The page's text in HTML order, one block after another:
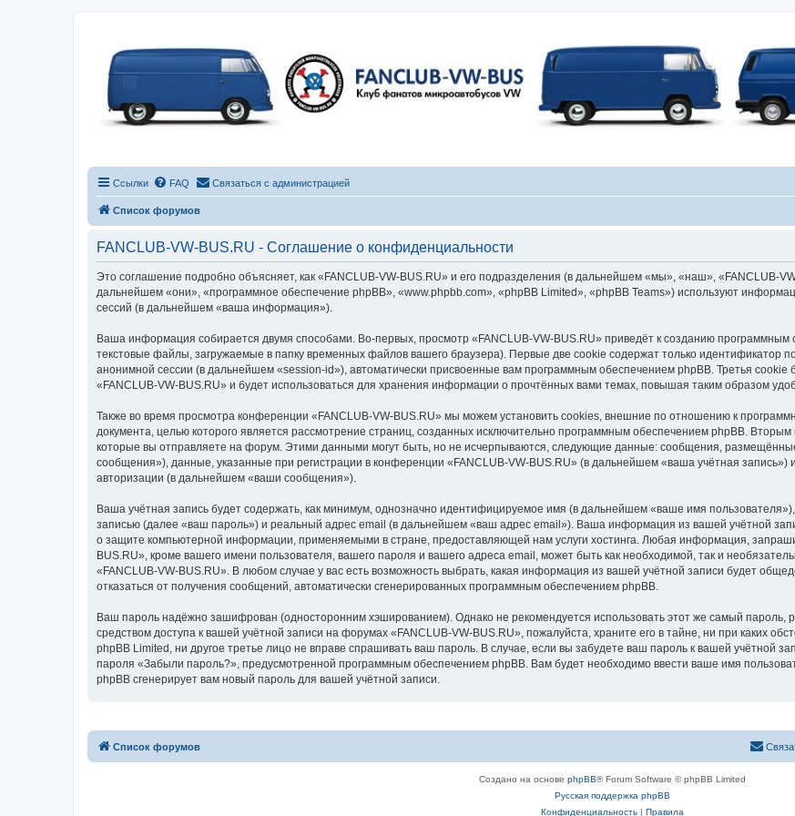
Ссылки FAQ Связаться с администрацией
Список форумов
FANCLUB-VW-BUS.RU - Соглашение о конфиденциальности
Это соглашение подробно объясняет, как «FANCLUB-VW-BUS.RU» и его подразделения (в дальнейшем «мы», «наш», «FANCLUB-
дальнейшем «они», «программное обеспечение phpBB», «www.phpbb.com», «phpBB Limited», «phpBB Teams») используют
сессий (в дальнейшем «ваша информация»).
Ваша информация собирается двумя способами. Во-первых, просмотр «FANCLUB-VW-BUS.RU» приведёт к созданию
текстовые файлы, загружаемые в папку временных файлов вашего браузера). Первые две cookie содержат только идентификатор
анонимной сессии (в дальнейшем «session-id»), автоматически присвоенные вам программным обеспечением phpBB. Третья
«FANCLUB-VW-BUS.RU» и будет использоваться для хранения информации о прочтённых вами темах, повышая таким образом
Также во время просмотра конференции «FANCLUB-VW-BUS.RU» мы можем установить cookies, внешние по отношению к
документа, целью которого является рассмотрение страниц, созданных исключительно программным обеспечением phpBB.
которые вы отправляете на форум. Этими данными могут быть, но не исчерпываются, следующие данные: сообщения,
сообщения»), данные, указанные при регистрации в конференции «FANCLUB-VW-BUS.RU» (в дальнейшем «ваша учётная
авторизации (в дальнейшем «ваши сообщения»).
Ваша учётная запись будет содержать, как минимум, однозначно идентифицируемое имя (в дальнейшем «ваше имя
записью (далее «ваш пароль») и реальный адрес email (в дальнейшем «ваш адрес email»). Ваша информация из вашей учётной
о защите компьютерной информации, применяемыми в стране, предоставляющей нам услуги хостинга. Любая информация,
BUS.RU», кроме вашего имени пользователя, вашего пароля и вашего адреса email, может быть как необходимой, так и
«FANCLUB-VW-BUS.RU». В любом случае у вас есть возможность выбрать, какая информация из вашей учётной записи будет
отказаться от получения сообщений, автоматически сгенерированных программным обеспечением phpBB.
Ваш пароль надёжно зашифрован (односторонним хэшированием). Однако не рекомендуется использовать этот же самый пароль,
средством доступа к вашей учётной записи на форумах «FANCLUB-VW-BUS.RU», пожалуйста, храните его в тайне, ни при каких
phpBB Limited, ни другое третье лицо не вправе спрашивать ваш пароль. В случае, если вы забудете ваш пароль к вашей учётной
пароля «Забыли пароль?», предусмотренной программным обеспечением phpBB. Вам будет необходимо ввести ваше имя
phpBB сгенерирует вам новый пароль для вашей учётной записи.
Список форумов
Создано на основе phpBB® Forum Software © phpBB Limited
Русская поддержка phpBB
Конфиденциальность| Правила